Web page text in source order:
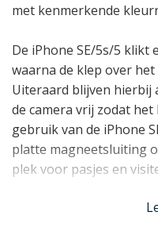
met kenmerkende
De iPhone SE/5s/5 klikt
waarna de klep over
Uiteraard blijven hierbij
de camera vrij zodat
gebruik van de iPhone
platte magneetsluiting
plek voor pasjes en